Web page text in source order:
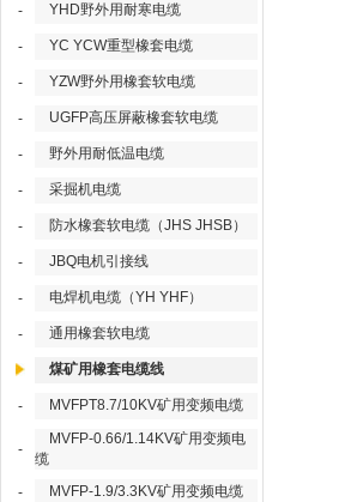
- YHD野外用耐寒电缆
- YC YCW重型橡套电缆
- YZW野外用橡套软电缆
- UGFP高压屏蔽橡套软电缆
- 野外用耐低温电缆
- 采掘机电缆
- 防水橡套软电缆（JHS JHSB）
- JBQ电机引接线
- 电焊机电缆（YH YHF）
- 通用橡套软电缆
煤矿用橡套电缆线
- MVFPT8.7/10KV矿用变频电缆
-
MVFP-0.66/1.14KV矿用变频电
缆
-
MVFP-1.9/3.3KV矿用变频电缆